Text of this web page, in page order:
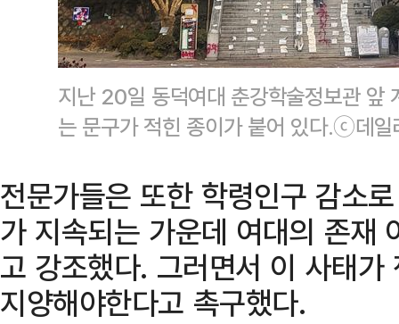
지난 20일 동덕여대 춘강학술정보관 앞
는 문구가 적힌 종이가 붙어 있다.ⓒ데일
전문가들은 또한 학령인구 감소
가 지속되는 가운데 여대의 존재
고 강조했다. 그러면서 이 사태
지양해야한다고 촉구했다.